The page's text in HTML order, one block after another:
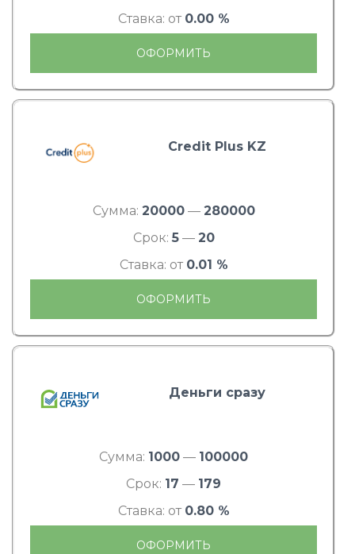
Ставка: от 0.00 %
ОФОРМИТЬ
Credit Plus KZ
Сумма: 20000— 280000
Срок: 5— 20
Ставка: от 0.01 %
ОФОРМИТЬ
Деньги сразу
Сумма: 1000 — 100000
Срок: 17 — 179
Ставка: от 0.80 %
ОФОРМИТЬ